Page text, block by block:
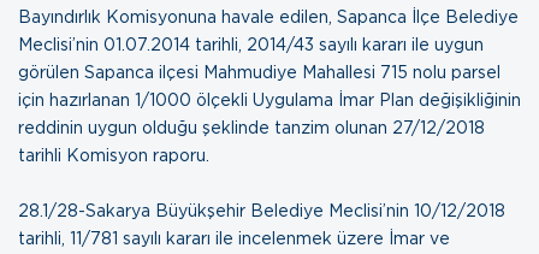
Bayındırlık Komisyonuna havale edilen, Sapanca İlçe Belediye
Meclisi’nin 01.07.2014 tarihli, 2014/43 sayılı kararı ile uygun
görülen Sapanca ilçesi Mahmudiye Mahallesi 715 nolu parsel
için hazırlanan 1/1000 ölçekli Uygulama İmar Plan değişikliğinin
reddinin uygun olduğu şeklinde tanzim olunan 27/12/2018
tarihli Komisyon raporu
28.1/28-Sakarya Büyükşehir Belediye Meclisi’nin 10/12/2018
tarihli, 11/781 sayılı kararı ile incelenmek üzere İmar ve